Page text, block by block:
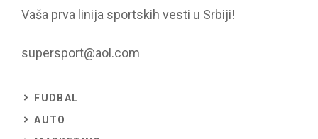
Vaša prva linija sportskih vesti u Srbiji!
supersport@aol.com
FUDBAL
AUTO